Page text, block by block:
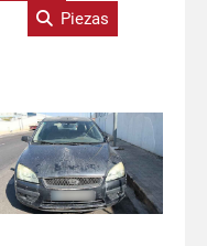
Piezas